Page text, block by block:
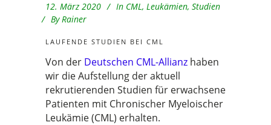
12. März 2020 In CML, Leukämien, Studien
By Rainer
LAUFENDE STUDIEN BEI CML
Von der Deutschen CML-Allianz haben
wir die Aufstellung der aktuell
rekrutierenden Studien für erwachsene
Patienten mit Chronischer Myeloischer
Leukämie (CML) erhalten.